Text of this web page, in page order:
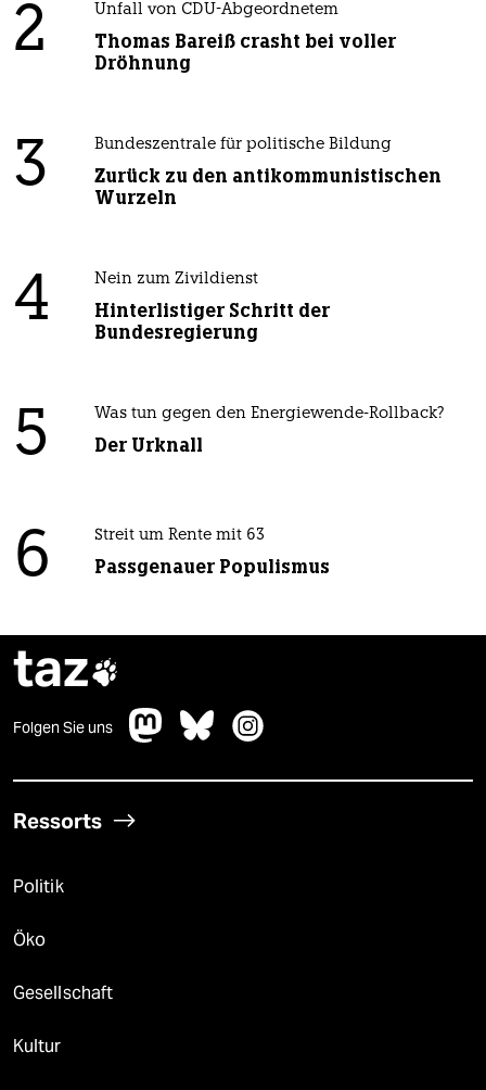
2 Unfall von CDU-Abgeordnetem
Thomas Bareiß crasht bei voller
Dröhnung
3 Bundeszentrale für politische Bildung
Zurück zu den antikommunistischen
Wurzeln
4 Nein zum Zivildienst
Hinterlistiger Schritt der
Bundesregierung
5 Was tun gegen den Energiewende-Rollback?
Der Urknall
6 Streit um Rente mit 63
Passgenauer Populismus
taz
Folgen Sie uns
Ressorts
Politik
Öko
Gesellschaft
Kultur